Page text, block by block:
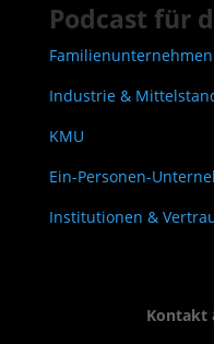
Podcast für
Familienunternehmen
Industrie &
KMU
Ein-Personen-
Institutionen &
Kontakt